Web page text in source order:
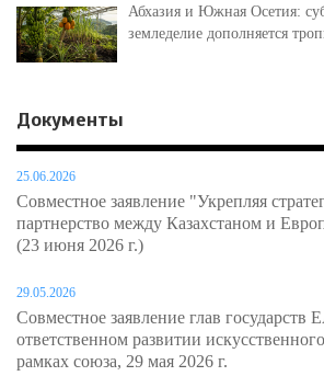
Абхазия и Южная Осетия:
земледелие дополняется
Документы
25.06.2026
Совместное заявление "Укрепляя
партнерство между Казахстаном и
(23 июня 2026 г.)
29.05.2026
Совместное заявление глав государств
ответственном развитии
рамках союза, 29 мая 2026 г.